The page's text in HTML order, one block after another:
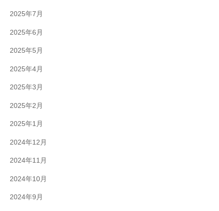
2025年7月
2025年6月
2025年5月
2025年4月
2025年3月
2025年2月
2025年1月
2024年12月
2024年11月
2024年10月
2024年9月